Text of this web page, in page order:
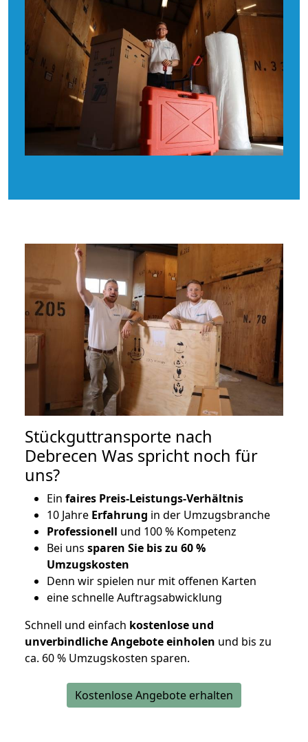
Stückguttransporte nach
Debrecen Was spricht noch für
uns?
Ein faires Preis-Leistungs-Verhältnis
10 Jahre Erfahrung in der Umzugsbranche
Professionell und 100 % Kompetenz
Bei uns sparen Sie bis zu 60 %
Umzugskosten
Denn wir spielen nur mit offenen Karten
eine schnelle Auftragsabwicklung
Schnell und einfach kostenlose und
unverbindliche Angebote einholen und bis zu
ca. 60 % Umzugskosten sparen.
Kostenlose Angebote erhalten